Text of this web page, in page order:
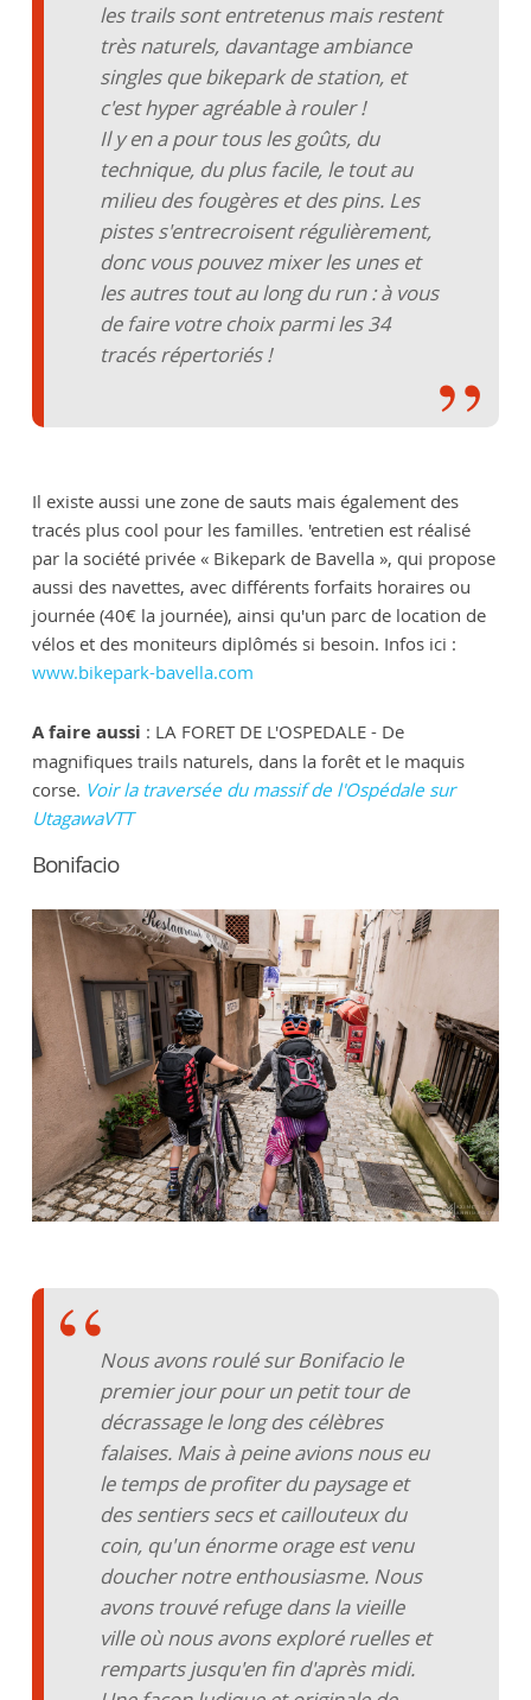
les trails sont entretenus mais restent
très naturels, davantage ambiance
singles que bikepark de station, et
c'est hyper agréable à rouler !
Il y en a pour tous les goûts, du
technique, du plus facile, le tout au
milieu des fougères et des pins. Les
pistes s'entrecroisent régulièrement,
donc vous pouvez mixer les unes et
les autres tout au long du run : à vous
de faire votre choix parmi les 34
tracés répertoriés !
Il existe aussi une zone de sauts mais également des
tracés plus cool pour les familles. 'entretien est réalisé
par la société privée « Bikepark de Bavella », qui propose
aussi des navettes, avec différents forfaits horaires ou
journée (40€ la journée), ainsi qu'un parc de location de
vélos et des moniteurs diplômés si besoin. Infos ici :
www.bikepark-bavella.com
A faire aussi : LA FORET DE L'OSPEDALE - De
magnifiques trails naturels, dans la forêt et le maquis
corse. Voir la traversée du massif de l'Ospédale sur
UtagawaVTT
Bonifacio
Nous avons roulé sur Bonifacio le
premier jour pour un petit tour de
décrassage le long des célèbres
falaises. Mais à peine avions nous eu
le temps de profiter du paysage et
des sentiers secs et caillouteux du
coin, qu'un énorme orage est venu
doucher notre enthousiasme. Nous
avons trouvé refuge dans la vieille
ville où nous avons exploré ruelles et
remparts jusqu'en fin d'après midi.